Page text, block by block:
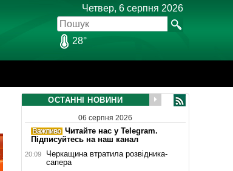
Четвер, 6 серпня 2026
28°
ОСТАННІ НОВИНИ
06 серпня 2026
Читайте нас у Telegram.
Підписуйтесь на наш канал
20:09
Черкащина втратила розвідника-
сапера